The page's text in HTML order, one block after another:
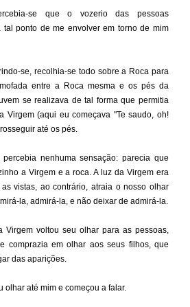
se que o vozerio das pessoas
tal ponto de me envolver em torno de mim
se, recolhia-se todo sobre a Roca para
entre a Roca mesma e os pés da
se realizava de tal forma que permitia
Virgem (aqui eu começava "Te saudo, oh!
até os pés.
nenhuma sensação: parecia que
a Virgem e a roca. A luz da Virgem era
vistas, ao contrário, atraia o nosso olhar
la, admirá-la, e não deixar de admirá-la.
Virgem voltou seu olhar para as pessoas,
comprazia em olhar aos seus filhos, que
das aparições.
olhar até mim e começou a falar.